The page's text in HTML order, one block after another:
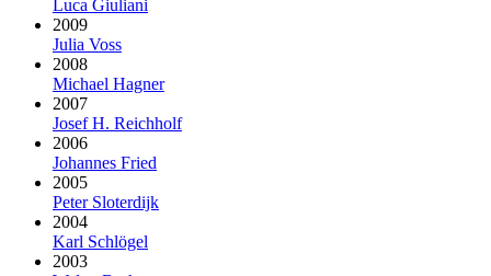
Luca Giuliani
2009
Julia Voss
2008
Michael Hagner
2007
Josef H. Reichholf
2006
Johannes Fried
2005
Peter Sloterdijk
2004
Karl Schlögel
2003